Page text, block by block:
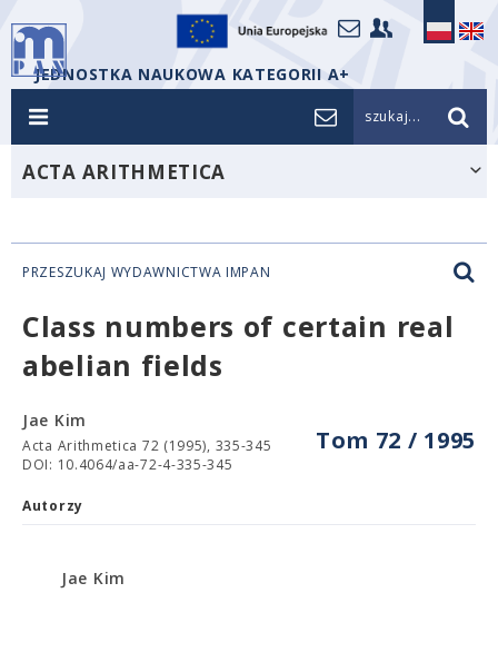
JEDNOSTKA NAUKOWA KATEGORII A+
szukaj...
ACTA ARITHMETICA
PRZESZUKAJ WYDAWNICTWA IMPAN
Class numbers of certain real
abelian fields
Tom 72 / 1995
Jae Kim
Acta Arithmetica 72 (1995), 335-345
DOI: 10.4064/aa-72-4-335-345
Autorzy
Jae Kim